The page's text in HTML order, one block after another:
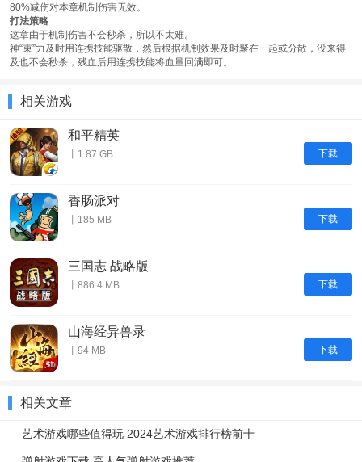
80%减伤对本章机制伤害无效。
打法策略
这章由于机制伤害不会秒杀，所以不太难。
神“束”力及时用连携技能驱散，然后根据机制效果及时聚在一起或分散，没来得
及也不会秒杀，残血后用连携技能将血量回满即可。
相关游戏
下载
和平精英
丨1.87 GB
下载
香肠派对
丨185 MB
下载
三国志 战略版
丨886.4 MB
下载
山海经异兽录
丨94 MB
相关文章
艺术游戏哪些值得玩 2024艺术游戏排行榜前十